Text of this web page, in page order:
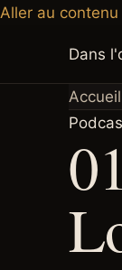
Aller au contenu
Dans
Accueil